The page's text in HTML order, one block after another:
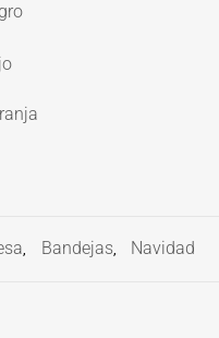
, Bandejas, Navidad